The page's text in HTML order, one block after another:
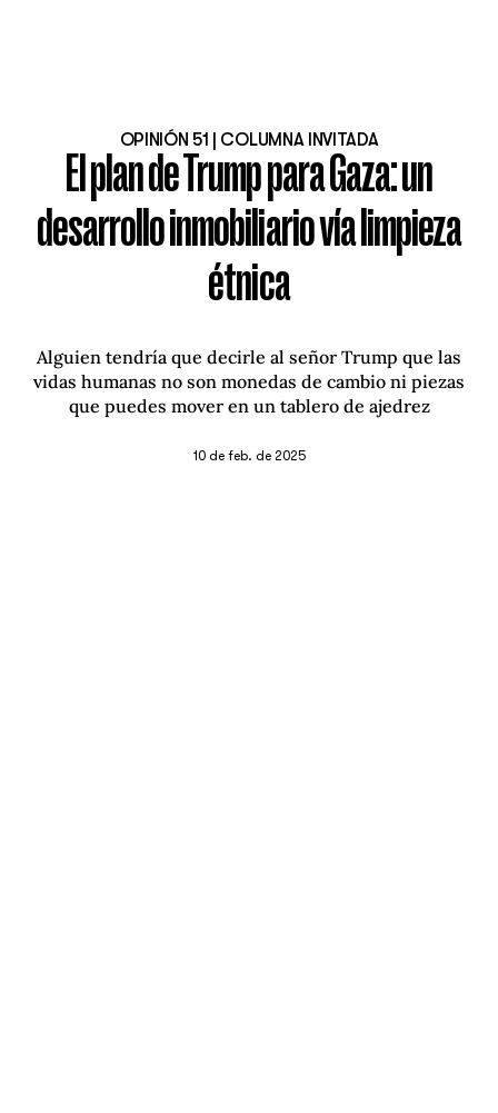
OPINIÓN 51 | COLUMNA INVITADA
El plan de Trump para Gaza: un
desarrollo inmobiliario vía limpieza
étnica
Alguien tendría que decirle al señor Trump que las
vidas humanas no son monedas de cambio ni piezas
que puedes mover en un tablero de ajedrez
10 de feb. de 2025